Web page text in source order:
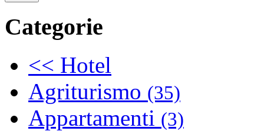
Categorie
<< Hotel
Agriturismo (35)
Appartamenti (3)